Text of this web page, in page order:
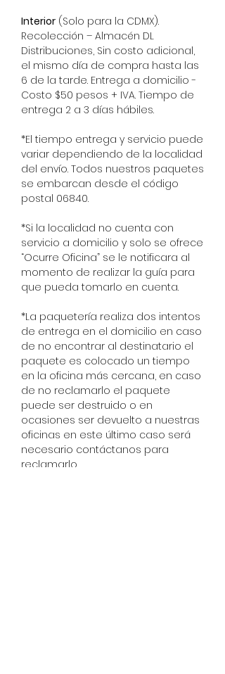
Interior (Solo para la CDMX).
Recolección – Almacén DL
Distribuciones, Sin costo adicional,
el mismo día de compra hasta las
6 de la tarde. Entrega a domicilio -
Costo $50 pesos + IVA. Tiempo de
entrega 2 a 3 días hábiles.
*El tiempo entrega y servicio puede
variar dependiendo de la localidad
del envío. Todos nuestros paquetes
se embarcan desde el código
postal 06840.
*Si la localidad no cuenta con
servicio a domicilio y solo se ofrece
“Ocurre Oficina” se le notificara al
momento de realizar la guía para
que pueda tomarlo en cuenta.
*La paquetería realiza dos intentos
de entrega en el domicilio en caso
de no encontrar al destinatario el
paquete es colocado un tiempo
en la oficina más cercana, en caso
de no reclamarlo el paquete
puede ser destruido o en
ocasiones ser devuelto a nuestras
oficinas en este último caso será
necesario contáctanos para
reclamarlo.